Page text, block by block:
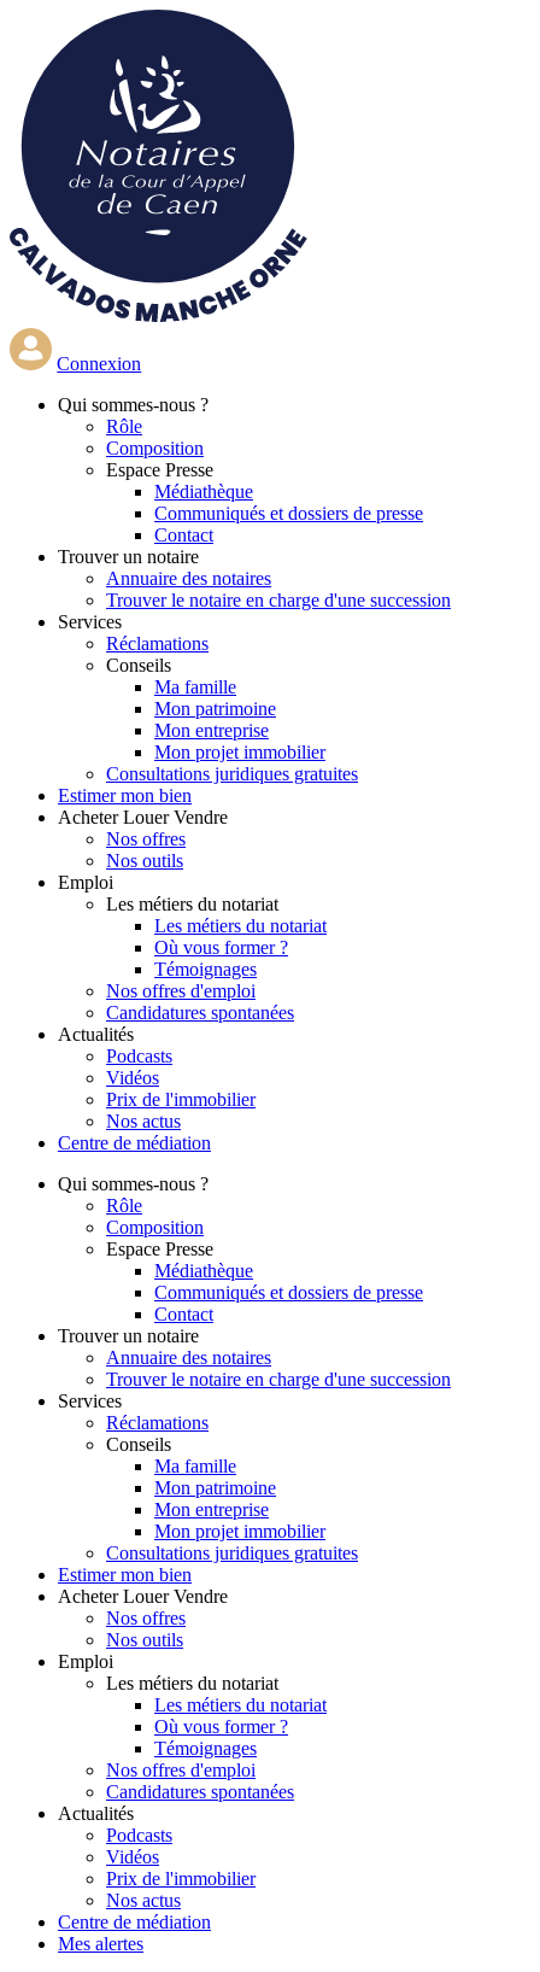
contenu
principal
Connexion
Qui sommes-nous ?
Rôle
Composition
Espace Presse
Médiathèque
Communiqués et dossiers de presse
Contact
Trouver un notaire
Annuaire des notaires
Trouver le notaire en charge d'une succession
Services
Réclamations
Conseils
Ma famille
Mon patrimoine
Mon entreprise
Mon projet immobilier
Consultations juridiques gratuites
Estimer mon bien
Acheter Louer Vendre
Nos offres
Nos outils
Emploi
Les métiers du notariat
Les métiers du notariat
Où vous former ?
Témoignages
Nos offres d'emploi
Candidatures spontanées
Actualités
Podcasts
Vidéos
Prix de l'immobilier
Nos actus
Centre de médiation
Qui sommes-nous ?
Rôle
Composition
Espace Presse
Médiathèque
Communiqués et dossiers de presse
Contact
Trouver un notaire
Annuaire des notaires
Trouver le notaire en charge d'une succession
Services
Réclamations
Conseils
Ma famille
Mon patrimoine
Mon entreprise
Mon projet immobilier
Consultations juridiques gratuites
Estimer mon bien
Acheter Louer Vendre
Nos offres
Nos outils
Emploi
Les métiers du notariat
Les métiers du notariat
Où vous former ?
Témoignages
Nos offres d'emploi
Candidatures spontanées
Actualités
Podcasts
Vidéos
Prix de l'immobilier
Nos actus
Centre de médiation
Mes alertes